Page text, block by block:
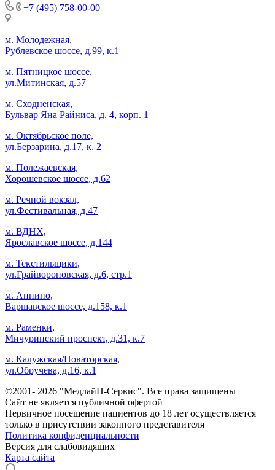
+7 (495) 758-00-00
м. Молодежная,
Рублевское шоссе, д.99, к.1
м. Пятницкое шоссе,
ул.Митинская, д.57
м. Сходненская,
Бульвар Яна Райниса, д. 4, корп. 1
м. Октябрьское поле,
ул.Берзарина, д.17, к. 2
м. Полежаевская,
Хорошевское шоссе, д.62
м. Речной вокзал,
ул.Фестивальная, д.47
м. ВДНХ,
Ярославское шоссе, д.144
м. Текстильщики,
ул.Грайвороновская, д.6, стр.1
м. Аннино,
Варшавское шоссе, д.158, к.1
м. Раменки,
Мичуринский проспект, д.31, к.7
м. Калужская/Новаторская,
ул.Обручева, д.16, к.1
©2001- 2026 "МедлайН-Сервис". Все права защищены
Сайт не является публичной офертой
Первичное посещение пациентов до 18 лет осуществляется
только в присутствии законного представителя
Политика конфиденциальности
Версия для слабовидящих
Карта сайта